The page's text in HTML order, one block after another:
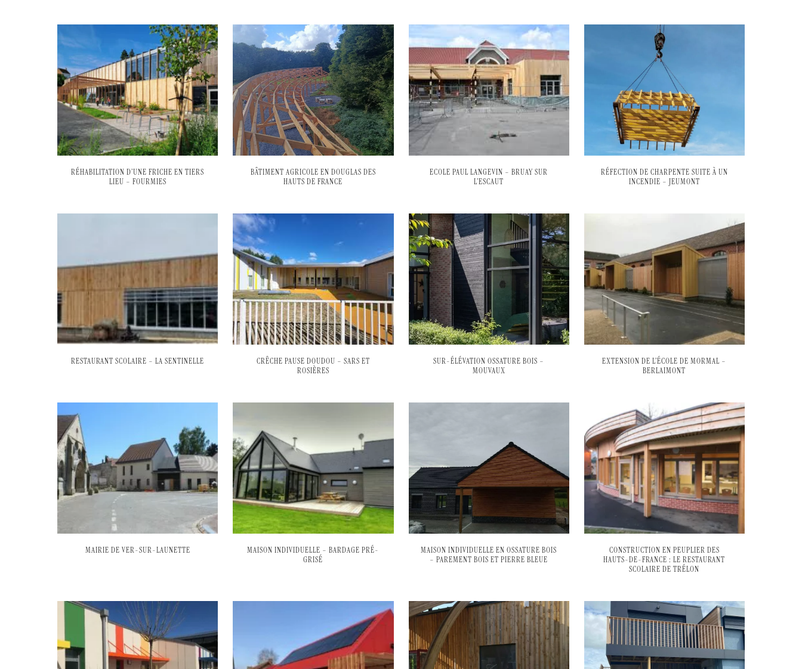
RÉHABILITATION D’UNE FRICHE EN TIERS
LIEU – FOURMIES
BÂTIMENT AGRICOLE EN DOUGLAS DES
HAUTS DE FRANCE
ECOLE PAUL LANGEVIN – BRUAY SUR
L’ESCAUT
RÉFECTION DE CHARPENTE SUITE À UN
INCENDIE – JEUMONT
RESTAURANT SCOLAIRE – LA SENTINELLE
CRÊCHE PAUSE DOUDOU – SARS ET
ROSIÈRES
SUR-ÉLÉVATION OSSATURE BOIS –
MOUVAUX
EXTENSION DE L’ÉCOLE DE MORMAL –
BERLAIMONT
MAIRIE DE VER-SUR-LAUNETTE
MAISON INDIVIDUELLE – BARDAGE PRÉ-
GRISÉ
MAISON INDIVIDUELLE EN OSSATURE BOIS
– PAREMENT BOIS ET PIERRE BLEUE
CONSTRUCTION EN PEUPLIER DES
HAUTS-DE-FRANCE : LE RESTAURANT
SCOLAIRE DE TRÉLON